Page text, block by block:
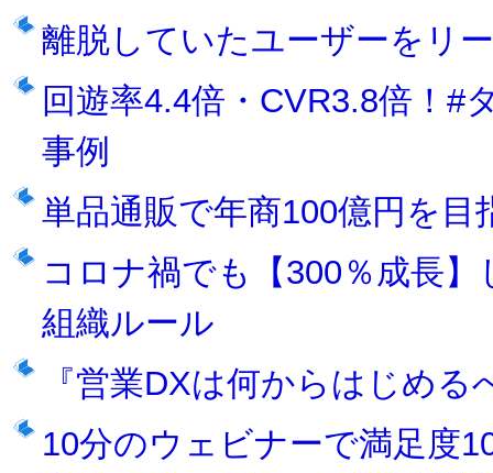
離脱していたユーザーをリ
回遊率4.4倍・CVR3.8倍！#
事例
単品通販で年商100億円を目
コロナ禍でも【300％成長
組織ルール
『営業DXは何からはじめる
10分のウェビナーで満足度